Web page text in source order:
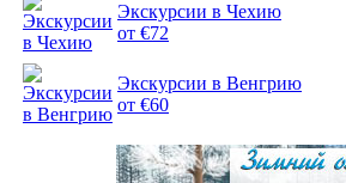
Экскурсии в Чехию
от €72
Экскурсии в Венгрию
от €60